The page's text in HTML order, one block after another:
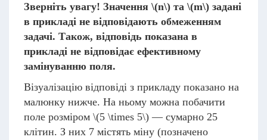
Зверніть увагу! Значення \(n\) та \(m\) задані
в прикладі не відповідають обмеженням
задачі. Також, відповідь показана в
прикладі не відповідає ефективному
замінуванню поля.
Візуалізацію відповіді з прикладу показано на
малюнку нижче. На ньому можна побачити
поле розміром \(5 \times 5\) — сумарно 25
клітин. З них 7 містять міну (позначено